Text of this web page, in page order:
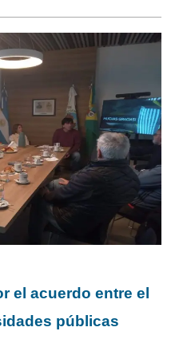
el acuerdo entre el
públicas